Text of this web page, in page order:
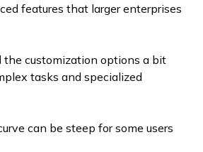
features that larger enterprises
the customization options a bit
tasks and specialized
can be steep for some users